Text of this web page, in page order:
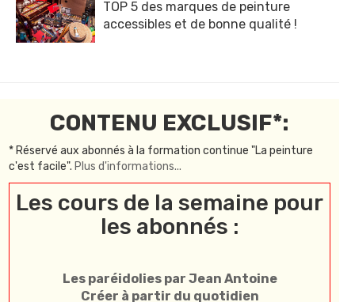
TOP 5 des marques de peinture
accessibles et de bonne qualité !
CONTENU EXCLUSIF*:
* Réservé aux abonnés à la formation continue "La peinture
c'est facile". Plus d'informations...
Les cours de la semaine pour
les abonnés :
Les paréidolies par Jean Antoine
Créer à partir du quotidien